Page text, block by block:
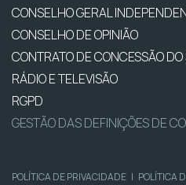
CONSELHO GERAL
CONSELHO DE OPINIÃO
CONTRATO DE CONCESSÃO
RÁDIO E TELEVISÃO
RGPD
GESTÃO DAS DEFINIÇÕES DE
POLÍTICA DE PRIVACIDADE | POLÍTICA